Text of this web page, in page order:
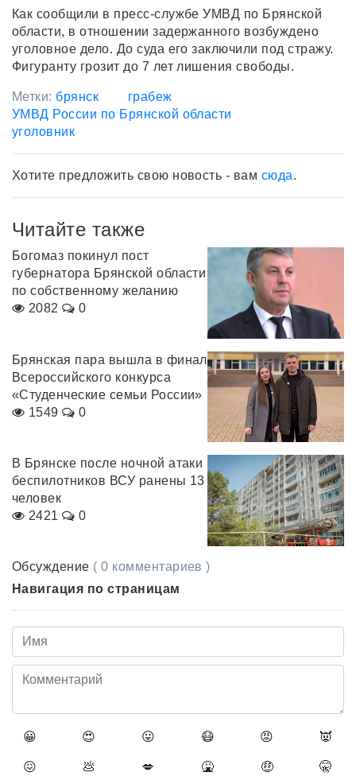
Как сообщили в пресс-службе УМВД по Брянской
области, в отношении задержанного возбуждено
уголовное дело. До суда его заключили под стражу.
Фигуранту грозит до 7 лет лишения свободы.
Метки: брянск
грабеж
УМВД России по Брянской области
уголовник
Хотите предложить свою новость - вам сюда.
Читайте также
Богомаз покинул пост
губернатора Брянской области
по собственному желанию
2082
0
Брянская пара вышла в финал
Всероссийского конкурса
«Студенческие семьи России»
1549
0
В Брянске после ночной атаки
беспилотников ВСУ ранены 13
человек
2421
0
Обсуждение ( 0 комментариев )
Навигация по страницам
😀 😍 😛 😷 😡 👿
😖 💩 💋 🤮 🤑 🤫